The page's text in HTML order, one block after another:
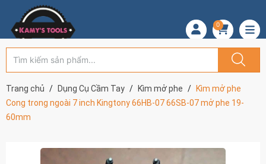
0
Trang chủ Dụng Cụ Cầm Tay Kìm mở phe
Kìm mở phe
Cong trong ngoài 7 inch Kingtony 66HB-07 66SB-07 mở phe 19-
60mm